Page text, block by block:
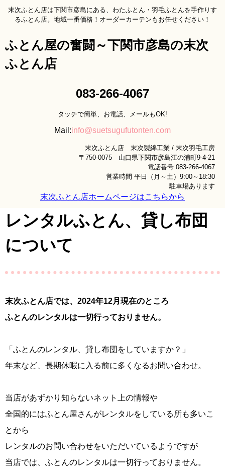
ふとん屋の奮闘～下関市彦島の末次
ふとん店
末次ふとん店は下関市彦島にある、わたふとん・羽毛ふとんを手作りす
るふとん店。地域一番価格！オーダーカーテンもお任せください！
083-266-4067
タッチで簡単、お電話、メールもOK!
Mail:info@suetsugufutonten.com
末次ふとん店 末次製綿工業 / 末次羽毛工房
〒750-0075 山口県下関市彦島江の浦町9-4-21
電話番号:083-266-4067
営業時間 平日（月～土）9:00～18:30
駐車場あります
末次ふとん店ホームページはこちらから
レンタルふとん、貸し布団
について
末次ふとん店では、2024年12月現在のところ
ふとんのレンタルは一切行っておりません。
「ふとんのレンタル、貸し布団をしていますか？」
年末など、長期休暇に入る前に多くなるお問い合わせ。
当店があずかり知らないネット上の情報や
全国的にはふとん屋さんがレンタルをしている所も多いこ
とから
レンタルのお問い合わせをいただいているようですが
当店では、ふとんのレンタルは一切行っておりません。